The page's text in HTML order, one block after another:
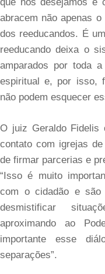
abracem não apenas
dos reeducandos. É
reeducando deixa o
amparados por toda
espiritual e, por isso,
não podem esquecer
O juiz Geraldo Fidelis
contato com igrejas
de firmar parcerias e
“Isso é muito
com o cidadão e são
desmistificar
aproximando ao
importante esse
separações”.